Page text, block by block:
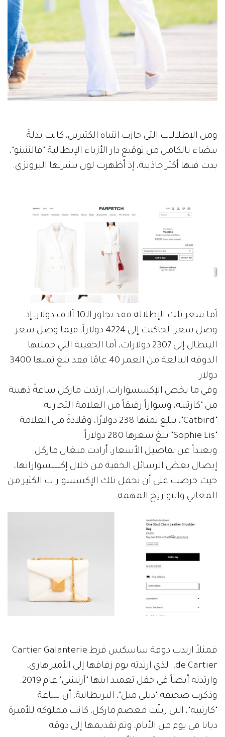
ومن الإطلالات التي حازت انتباه الكثيرين، كانت بدلةً
بيضاء بالكامل من توقيع دار الأزياء الإيطالية "فالنتينو"،
بدت فيها أكثر جاذبية، إذ أظهرت لون بشرتها البرونزي.
أما سعر تلك الإطلالة فقد تجاوز الـ10 آلاف دولار، إذ
وصل سعر الجاكيت إلى 4224 دولاراً، فيما وصل سعر
البنطال إلى 2307 دولارات، أما الحقيبة التي حملتها
الدوقة البالغة من العمر 40 عامًا فقد بلغ ثمنها 3400
دولار.
وفي ما يخص الإكسسوارات، ارتدت ماركل ساعةً ذهبية
من "كارتييه، وسواراً رقيقاً من العلامة التجارية
"Catbird"، يبلغ ثمنها 238 دولارًا، وقلادةً من العلامة
"Sophie Lis" بلغ سعرها 280 دولاراً.
وبعيداً عن تفاصيل الأسعار، أرادت ميغان ماركل
إيصال بعض الرسائل الخفية من خلال إكسسواراتها،
حيث حرصت على أن تحمل تلك الإكسسوارات الكثير من
المعاني والتواريخ المهمة.
فمثلاً ارتدت دوقة ساسكس قرط Cartier Galanterie
de Cartier، الذي ارتدته يوم زفافها إلى الأمير هاري،
وارتدته أيضاً في حفل تعميد ابنها "آرتشي" عام 2019.
وذكرت صحيفة "ديلي ميل"، البريطانية، أن ساعة
"كارتييه"، التي زينّت معصم ماركل، كانت مملوكة للأميرة
ديانا في يوم من الأيام، وتم تقديمها إلى دوقة